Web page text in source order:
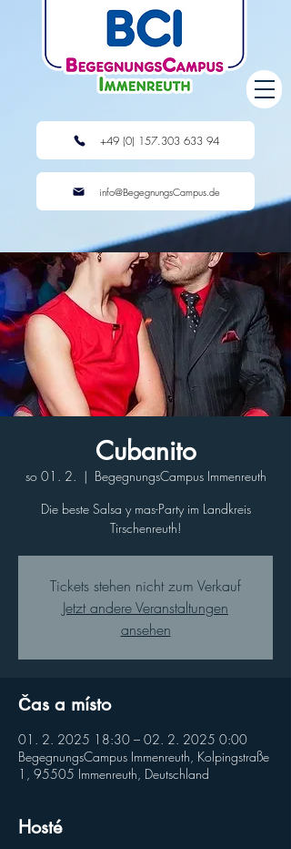
+49 (0) 157.303 633 94
info@BegegnungsCampus.de
Cubanito
so 01. 2.
  |
BegegnungsCampus Immenreuth
Die beste Salsa y mas-Party im Landkreis
Tirschenreuth!
Tickets stehen nicht zum Verkauf
Jetzt andere Veranstaltungen
ansehen
Čas a místo
01. 2. 2025 18:30 – 02. 2. 2025 0:00
BegegnungsCampus Immenreuth, Kolpingstraße
1, 95505 Immenreuth, Deutschland
Hosté